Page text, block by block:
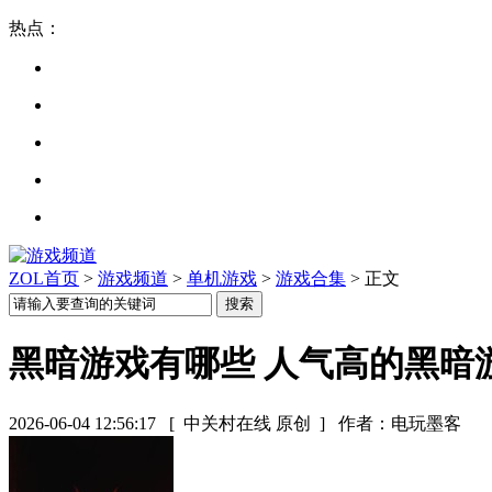
热点：
ZOL首页 > 游戏频道 > 单机游戏 > 游戏合集 > 正文
黑暗游戏有哪些 人气高的黑暗
2026-06-04 12:56:17 [ 中关村在线 原创 ] 作者：电玩墨客